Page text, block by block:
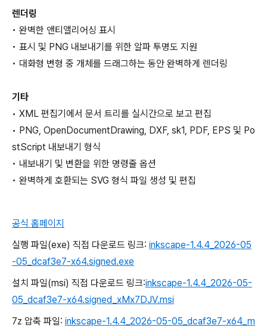
렌더링
• 완벽한 앤티앨리어싱 표시
• 표시 및 PNG 내보내기를 위한 알파 투명도 지원
• 대화형 변형 중 개체를 드래그하는 동안 완벽하게 렌더링
기타
• XML 편집기에서 문서 트리를 실시간으로 보고 편집
• PNG, OpenDocumentDrawing, DXF, sk1, PDF, EPS 및 Po
stScript 내보내기 형식
• 내보내기 및 변환을 위한 명령줄 옵션
• 완벽하게 호환되는 SVG 형식 파일 생성 및 편집
공식 홈페이지
실행 파일(exe) 직접 다운로드 링크: inkscape-1.4.4_2026-05
-05_dcaf3e7-x64.signed.exe
설치 파일(msi) 직접 다운로드 링크:inkscape-1.4.4_2026-05-
05_dcaf3e7-x64.signed_xMx7DJV.msi
7z 압축 파일: inkscape-1.4.4_2026-05-05_dcaf3e7-x64_m